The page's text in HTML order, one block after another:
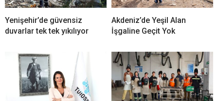
Yenişehir’de güvensiz
duvarlar tek tek yıkılıyor
Akdeniz’de Yeşil Alan
İşgaline Geçit Yok